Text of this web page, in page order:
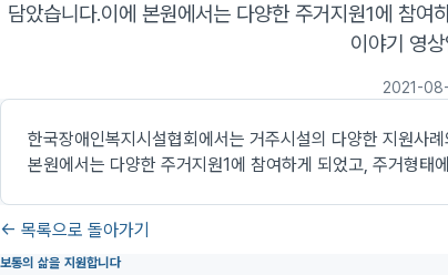
담았습니다.이에 본원에서는 다양한 주거지원1에 참여
이야기 영
2021-
한국장애인복지시설협회에서는 거주시설의 다양한 지원사
본원에서는 다양한 주거지원1에 참여하게 되었고, 주거형태
← 목록으로 돌아가기
보통의 삶을 지원합니다